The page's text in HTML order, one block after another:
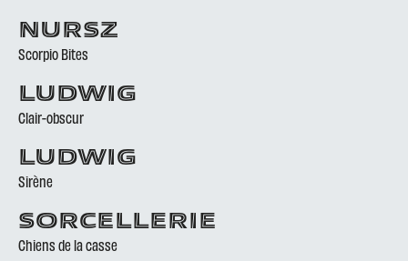
NURSZ
Scorpio Bites
LUDWIG
Clair-obscur
LUDWIG
Sirène
SORCELLERIE
Chiens de la casse